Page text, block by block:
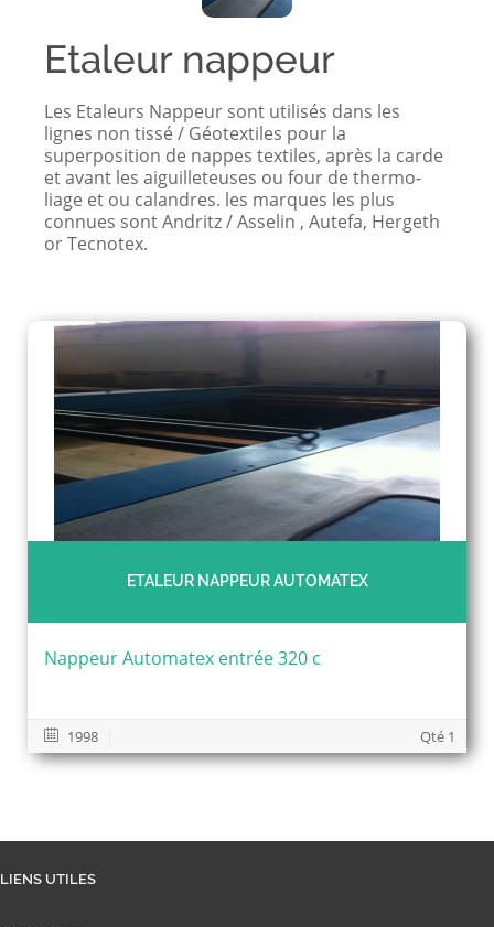
Etaleur nappeur
Les Etaleurs Nappeur sont utilisés dans les
lignes non tissé / Géotextiles pour la
superposition de nappes textiles, après la carde
et avant les aiguilleteuses ou four de thermo-
liage et ou calandres. les marques les plus
connues sont Andritz / Asselin , Autefa, Hergeth
or Tecnotex.
ETALEUR NAPPEUR AUTOMATEX
Nappeur Automatex entrée 320 c
1998 Qté 1
LIENS UTILES